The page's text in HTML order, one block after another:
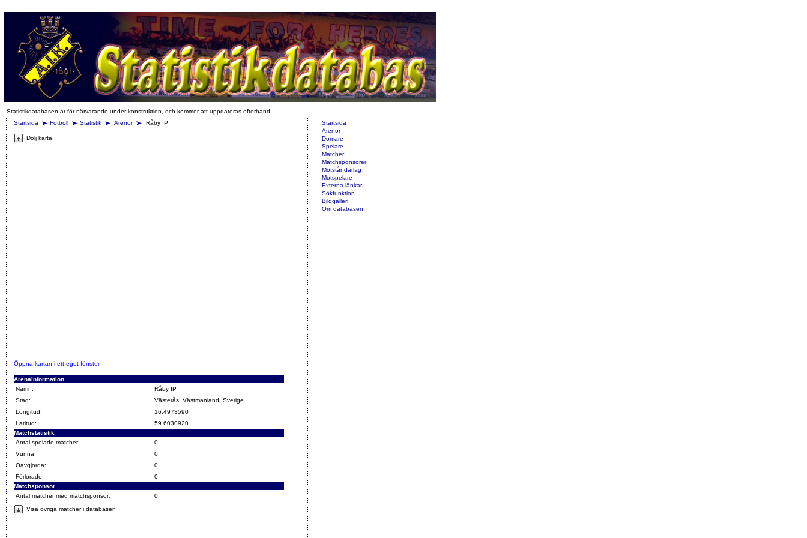
Statistikdatabasen är för närvarande under konstruktion, och kommer att uppdateras efterhand.
Startsida
Fotboll Statistik Arenor Råby IP
Dölj karta
Öppna kartan i ett eget fönster
Arenainformation
Namn:
Råby IP
Stad:
Västerås, Västmanland, Sverige
Longitud:
16.4973590
Latitud:
59.6030920
Matchstatistik
Antal spelade matcher:
0
Vunna:
0
Oavgjorda:
0
Förlorade:
0
Matchsponsor
Antal matcher med matchsponsor:
0
Visa övriga matcher i databasen
Startsida
Arenor
Domare
Spelare
Matcher
Matchsponsorer
Motståndarlag
Motspelare
Externa länkar
Sökfunktion
Bildgalleri
Om databasen